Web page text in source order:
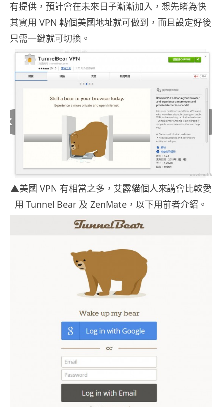
有提供，預計會在未來日子漸漸加入，想先睹為快
其實用 VPN 轉個美國地址就可做到，而且設定好後
只需一鍵就可切換。
▲美國 VPN 有相當之多，艾露貓個人來講會比較愛
用 Tunnel Bear 及 ZenMate，以下用前者介紹。